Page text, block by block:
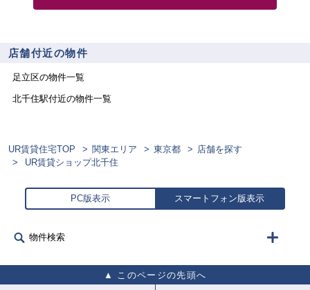
店舗付近の物件
足立区の物件一覧
北千住駅付近の物件一覧
UR賃貸住宅TOP 関東エリア 東京都
店舗を探す
UR賃貸ショップ北千住
PC版表示 スマートフォン版表示
物件検索
このページの先頭へ